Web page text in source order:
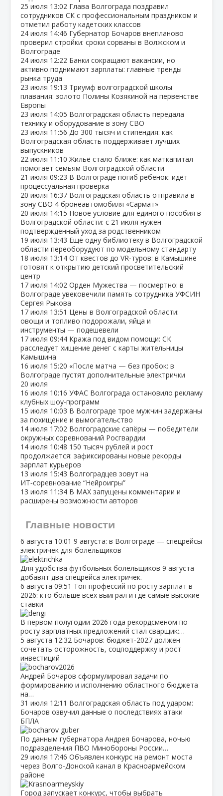
25 июля 13:02 Глава Волгограда поздравил
сотрудников СК с профессиональным праздником и
отметил работу кадетских классов
24 июля 14:46 Губернатор Бочаров внепланово
проверил стройки: сроки сорваны в Волжском и
Волгограде
24 июля 12:22 Банки сокращают вакансии, но
активно поднимают зарплаты: главные тренды
рынка труда
23 июля 19:13 Триумф волгоградской школы
плавания: золото Полины Козякиной на первенстве
Европы
23 июля 14:05 Волгоградская область передала
технику и оборудование в зону СВО
23 июля 11:56 До 300 тысяч и стипендия: как
Волгоградская область поддерживает лучших
выпускников
22 июля 11:10Жильё стало ближе: как маткапитал
помогает семьям Волгоградской области
21 июля 09:23 В Волгограде погиб ребёнок: идёт
процессуальная проверка
20 июля 16:37 Волгоградская область отправила в
зону СВО 4 бронеавтомобиля «Сармат»
20 июля 14:15 Новое условие для единого пособия в
Волгоградской области: с 21 июля нужен
подтверждённый уход за родственником
19 июля 13:43 Ещё одну библиотеку в Волгоградской
области переоборудуют по модельному стандарту
18 июля 13:14 От квестов до VR‑туров: в Камышине
готовят к открытию детский просветительский
центр
17 июля 14:02 Орден Мужества — посмертно: в
Волгограде увековечили память сотрудника УФСИН
Сергея Рыкова
17 июля 13:51 Цены в Волгоградской области:
овощи и топливо подорожали, яйца и
инструменты — подешевели
17 июля 09:44 Кража под видом помощи: СК
расследует хищение денег с карты жительницы
Камышина
16 июля 15:20 «После матча — без пробок: в
Волгограде пустят дополнительные электрички
20 июля
16 июля 10:16 УФАС Волгограда остановило рекламу
клубных шоу‑программ
15 июля 10:03 В Волгограде трое мужчин задержаны
за похищение и вымогательство
14 июля 17:02 Волгоградские сапёры — победители
окружных соревнований Росгвардии
14 июля 10:48 150 тысяч рублей и рост
продолжается: зафиксированы новые рекорды
зарплат курьеров
13 июля 15:43 Волгоградцев зовут на
ИТ‑соревнование “Нейроигры”
13 июля 11:34 В МАХ запущены комментарии и
расширены возможности авторов
Главные новости
6 августа 10:01 9 августа: в Волгограде — спецрейсы
электричек для болельщиков
Для удобства футбольных болельщиков 9 августа
добавят два спецрейса электричек.
6 августа 09:51 Топ профессий по росту зарплат в
2026: кто больше всех выиграл и где самые высокие
ставки
В первом полугодии 2026 года рекордсменом по
росту зарплатных предложений стал сварщик:…
5 августа 12:32 Бочаров: бюджет‑2027 должен
сочетать осторожность, соцподдержку и рост
инвестиций
Андрей Бочаров сформулировал задачи по
формированию и исполнению областного бюджета
на…
31 июля 12:11 Волгоградская область под ударом:
Бочаров озвучил данные о последствиях атаки
БПЛА
По данным губернатора Андрея Бочарова, ночью
подразделения ПВО Минобороны России…
29 июля 17:46 Объявлен конкурс на ремонт моста
через Волго‑Донской канал в Красноармейском
районе
Город запускает конкурс, чтобы выбрать